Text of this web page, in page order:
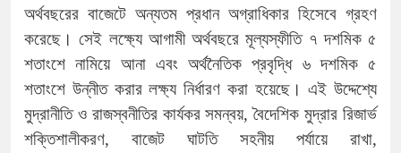
অর্থবছরের বাজেটে অন্যতম প্রধান অগ্রাধিকার হিসেবে গ্রহণ
করেছে। সেই লক্ষ্যে আগামী অর্থবছরে মূল্যস্ফীতি ৭ দশমিক ৫
শতাংশে নামিয়ে আনা এবং অর্থনৈতিক প্রবৃদ্ধি ৬ দশমিক ৫
শতাংশে উন্নীত করার লক্ষ্য নির্ধারণ করা হয়েছে। এই উদ্দেশ্যে
মুদ্রানীতি ও রাজস্বনীতির কার্যকর সমন্বয়, বৈদেশিক মুদ্রার রিজার্ভ
শক্তিশালীকরণ, বাজেট ঘাটতি সহনীয় পর্যায়ে রাখা,